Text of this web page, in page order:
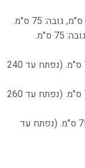
אורך: 160 ס"מ, רוחב: 90 ס"מ, גובה: 75 ס"מ. (נפתח עד 240
אורך: 180 ס"מ, רוחב: 90 ס"מ, גובה: 75 ס"מ. (נפתח עד 260
אורך: 200 ס"מ, רוחב: 100 ס"מ, גובה: 75 ס"מ. (נפתח עד